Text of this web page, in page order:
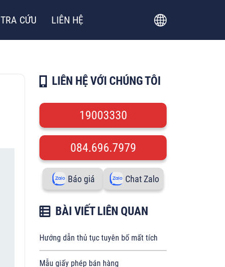
TRA CỨU LIÊN HỆ
LIÊN HỆ VỚI CHÚNG TÔI
19003330
084.696.7979
Báo giá Chat Zalo
BÀI VIẾT LIÊN QUAN
Hướng dẫn thủ tục tuyên bố mất tích
Mẫu giấy phép bán hàng